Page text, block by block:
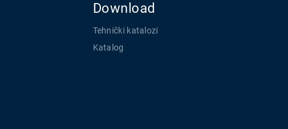
Download
Tehnički katalozi
Katalog